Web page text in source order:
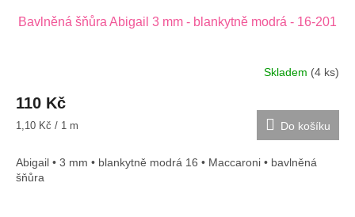
Bavlněná šňůra Abigail 3 mm - blankytně modrá - 16-201
Skladem (4 ks)
110 Kč
Měrná
1,10 Kč / 1 m Do košíku
Abigail • 3 mm • blankytně modrá 16 • Maccaroni • bavlněná
šňůra